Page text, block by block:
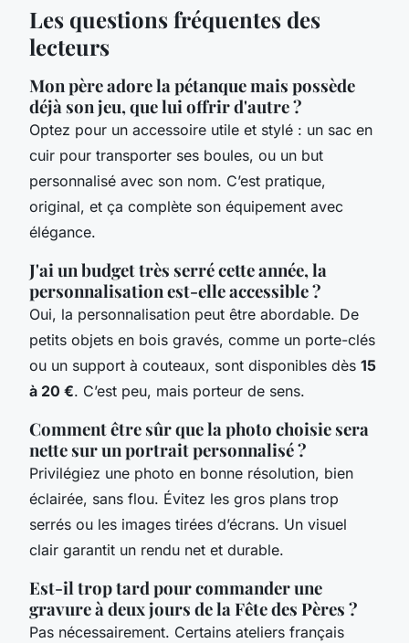
Les questions fréquentes des
lecteurs
Mon père adore la pétanque mais possède
déjà son jeu, que lui offrir d'autre ?
Optez pour un accessoire utile et stylé : un sac en
cuir pour transporter ses boules, ou un but
personnalisé avec son nom. C’est pratique,
original, et ça complète son équipement avec
élégance.
J'ai un budget très serré cette année, la
personnalisation est-elle accessible ?
Oui, la personnalisation peut être abordable. De
petits objets en bois gravés, comme un porte-clés
ou un support à couteaux, sont disponibles dès 15
à 20 €. C’est peu, mais porteur de sens.
Comment être sûr que la photo choisie sera
nette sur un portrait personnalisé ?
Privilégiez une photo en bonne résolution, bien
éclairée, sans flou. Évitez les gros plans trop
serrés ou les images tirées d’écrans. Un visuel
clair garantit un rendu net et durable.
Est-il trop tard pour commander une
gravure à deux jours de la Fête des Pères ?
Pas nécessairement. Certains ateliers français